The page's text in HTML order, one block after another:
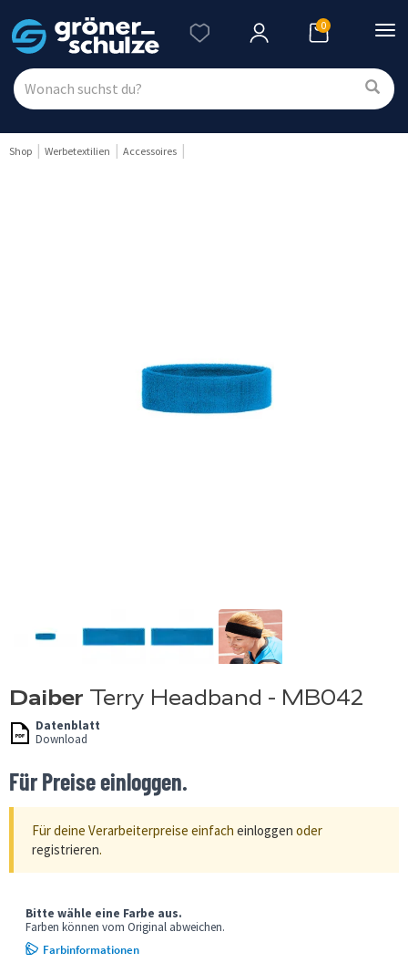
0
Shop Werbetextilien Accessoires
Daiber Terry Headband - MB042
Datenblatt
Download
Für Preise einloggen.
Für deine Verarbeiterpreise einfach einloggen oder
registrieren.
Bitte wähle eine Farbe aus.
Farben können vom Original abweichen.
Farbinformationen